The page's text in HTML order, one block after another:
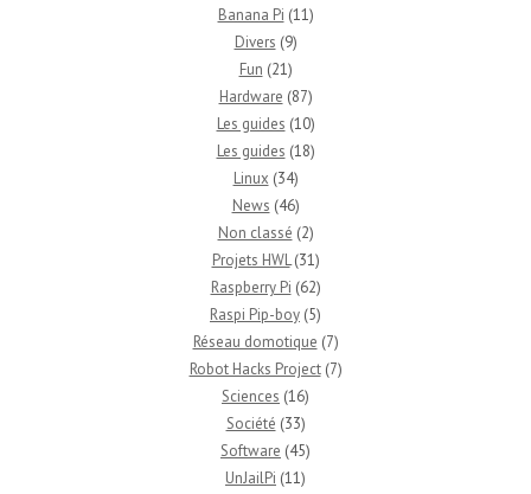
Banana Pi (11)
Divers (9)
Fun (21)
Hardware (87)
Les guides (10)
Les guides (18)
Linux (34)
News (46)
Non classé (2)
Projets HWL(31)
Raspberry Pi (62)
Raspi Pip-boy (5)
Réseau domotique (7)
Robot Hacks Project(7)
Sciences (16)
Société (33)
Software (45)
UnJailPi (11)